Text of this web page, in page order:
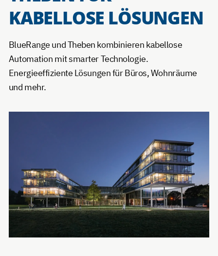
JETZT ANFRAGEN
Wählen Sie Ihre bevorzugte Sprache
KABELLOSE LÖSUNGEN
BlueRange und Theben kombinieren kabellose
Automation mit smarter Technologie.
Energieeffiziente Lösungen für Büros, Wohnräume
und mehr.